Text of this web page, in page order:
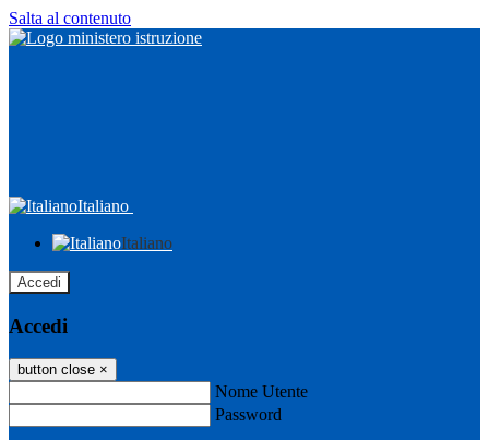
Salta al contenuto
Italiano
Italiano
Accedi
Accedi
button close ×
Nome Utente
Password